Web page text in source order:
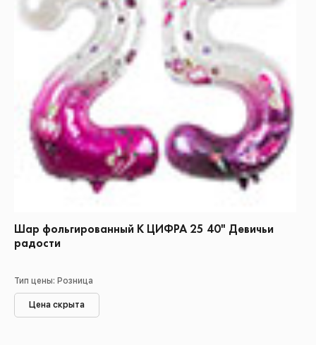
Шар фольгированный К ЦИФРА 25 40" Девичьи
радости
Тип цены: Розница
Цена скрыта